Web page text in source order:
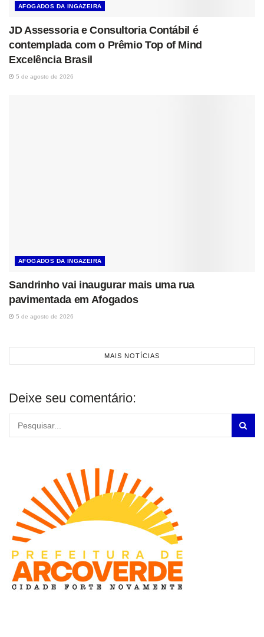
AFOGADOS DA INGAZEIRA
JD Assessoria e Consultoria Contábil é
contemplada com o Prêmio Top of Mind
Excelência Brasil
5 de agosto de 2026
AFOGADOS DA INGAZEIRA
Sandrinho vai inaugurar mais uma rua
pavimentada em Afogados
5 de agosto de 2026
MAIS NOTÍCIAS
Deixe seu comentário: